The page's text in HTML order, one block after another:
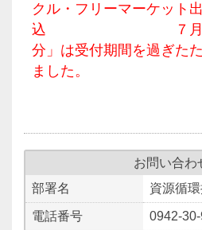
クル・フリーマーケット
込 ７月１９日
分」は受付期間を過ぎた
ました。
お問い合わ
部署名
資源循
電話番号 0942-